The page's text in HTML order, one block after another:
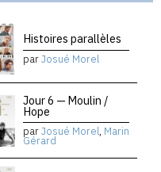
Histoires parallèles
parJosué Morel
Jour 6 — Moulin /
Hope
parJosué Morel, Marin
Gérard